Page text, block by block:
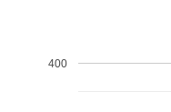
400